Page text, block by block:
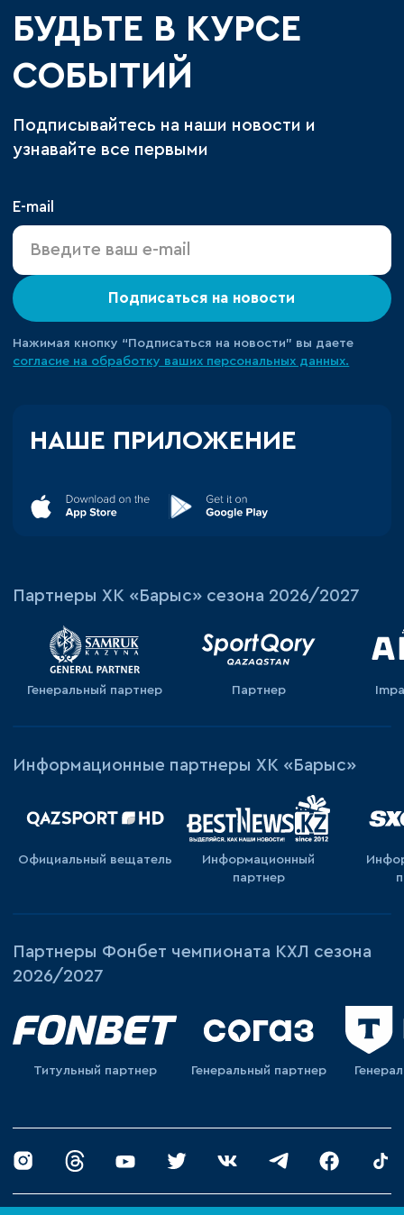
БУДЬТЕ В КУРСЕ
СОБЫТИЙ
Подписывайтесь на наши новости и
узнавайте все первыми
E-mail
Подписаться на новости
Нажимая кнопку “Подписаться на новости” вы даете
согласие на обработку ваших персональных данных.
НАШЕ ПРИЛОЖЕНИЕ
Партнеры ХК «Барыс» сезона 2026/2027
Генеральный партнер Партнер
Информационные партнеры ХК «Барыс»
Официальный вещатель
Информационный
партнер
Партнеры Фонбет чемпионата КХЛ сезона
2026/2027
Титульный партнер Генеральный партнер